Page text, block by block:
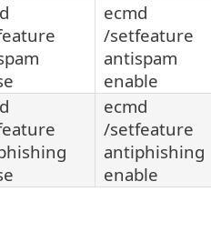
ecmd
/setfeature
antispam
enable
ecmd
/setfeature
antiphishing
enable